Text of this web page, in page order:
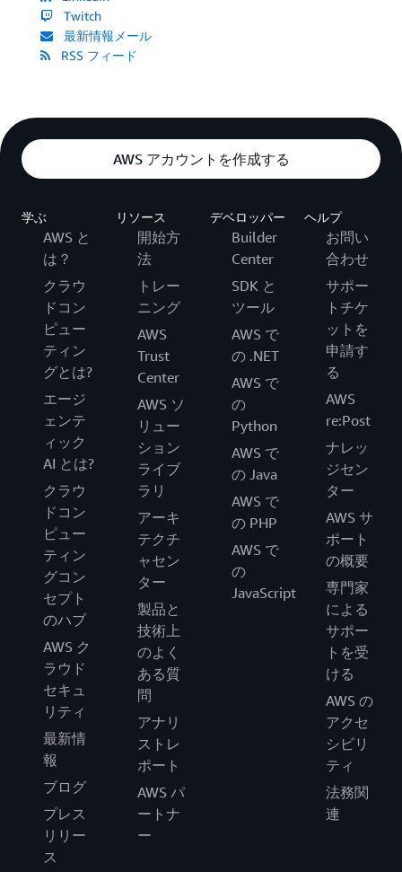
Twitch
最新情報メール
RSS フィード
AWS アカウントを作成する
学ぶ
AWS と
は？
クラウ
ドコン
ピュー
ティン
グとは?
エージ
ェンテ
ィック
AI とは?
クラウ
ドコン
ピュー
ティン
グコン
セプト
のハブ
AWS ク
ラウド
セキュ
リティ
最新情
報
ブログ
プレス
リリー
ス
リソース
開始方
法
トレー
ニング
AWS
Trust
Center
AWS ソ
リュー
ション
ライブ
ラリ
アーキ
テクチ
ャセン
ター
製品と
技術上
のよく
ある質
問
アナリ
ストレ
ポート
AWS パ
ートナ
ー
デベロッパー
Builder
Center
SDK と
ツール
AWS で
の .NET
AWS で
の
Python
AWS で
の Java
AWS で
の PHP
AWS で
の
JavaScript
ヘルプ
お問い
合わせ
サポー
トチケ
ットを
申請す
る
AWS
re:Post
ナレッ
ジセン
ター
AWS サ
ポート
の概要
専門家
による
サポー
トを受
ける
AWS の
アクセ
シビリ
ティ
法務関
連